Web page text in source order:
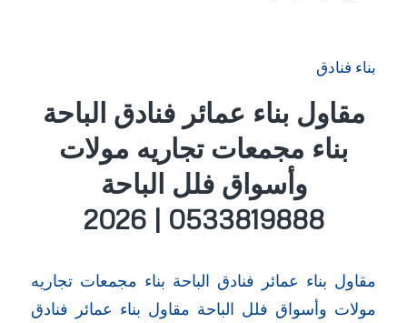
بناء فنادق
مقاول بناء عمائر فنادق الباحة
بناء مجمعات تجاريه مولات
وأسواق فلل الباحة
0533819888 | 2026
مقاول بناء عمائر فنادق الباحة بناء مجمعات تجاريه
مولات وأسواق فلل الباحة مقاول بناء عمائر فنادق